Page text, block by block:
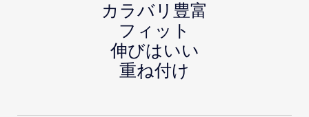
カラバリ豊富
フィット
伸びはいい
重ね付け